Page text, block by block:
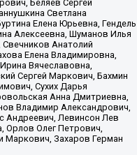
Беляев Сергей
Светлана
Елена Юрьевна, Гендель
Алексеевна, Шуманов Илья
Анатолий
Елена Владимировна,
Вячеславовна,
Сергей Маркович, Бахмин
Сухих Дарья
Анна Дмитриевна,
Владимир Александрович,
Андреевич, Левинсон Лев
Орлов Олег Петрович,
Маркович, Захаров Герман